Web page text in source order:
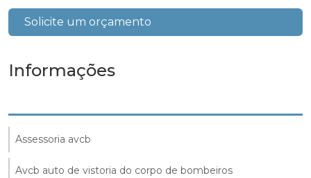
Solicite um orçamento
Informações
Assessoria avcb
Avcb auto de vistoria do corpo de bombeiros